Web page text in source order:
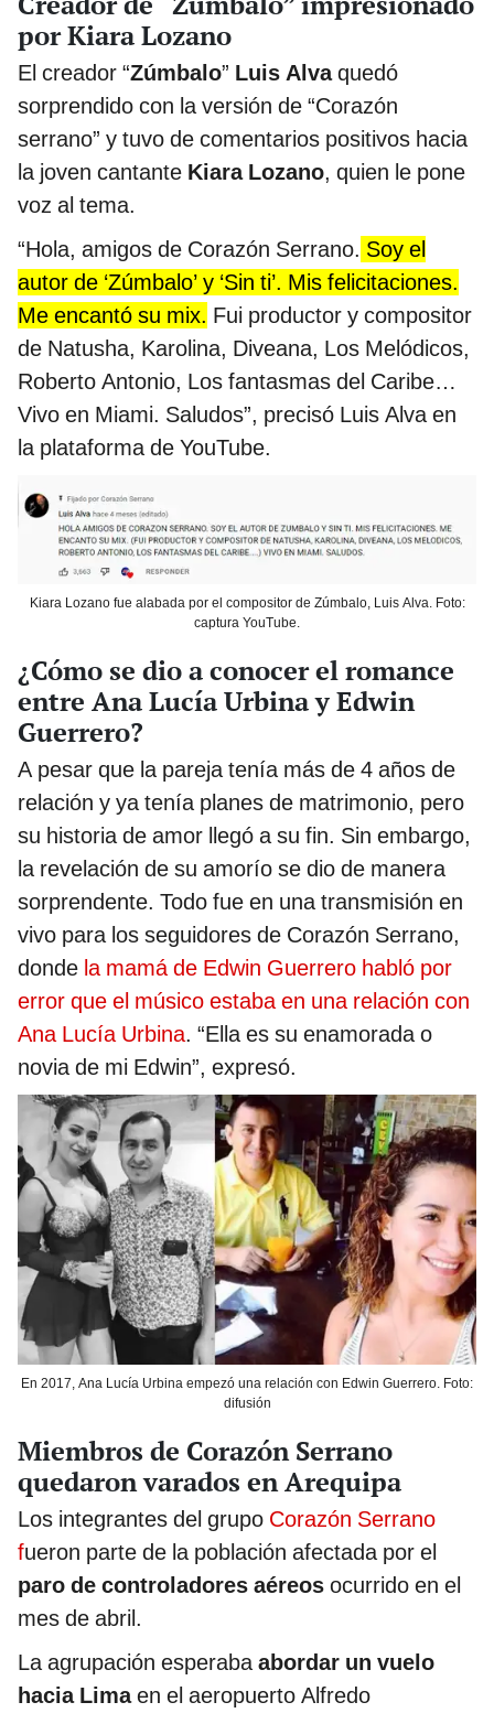
por Kiara Lozano
El creador “Zúmbalo” Luis Alvaquedó
sorprendido con la versión de “Corazón
serrano” y tuvo de comentarios positivos hacia
la joven cantante Kiara Lozano, quien le pone
voz al tema.
“Hola, amigos de Corazón Serrano. Soy el
autor de ‘Zúmbalo’ y ‘Sin ti’. Mis felicitaciones.
Me encantó su mix. Fui productor y compositor
de Natusha, Karolina, Diveana, Los Melódicos,
Roberto Antonio, Los fantasmas del Caribe…
Vivo en Miami. Saludos”, precisó Luis Alva en
la plataforma de YouTube.
Kiara Lozano fue alabada por el compositor de Zúmbalo, Luis Alva. Foto:
captura YouTube.
¿Cómo se dio a conocer el romance
entre Ana Lucía Urbina y Edwin
Guerrero?
A pesar que la pareja tenía más de 4 años de
relación y ya tenía planes de matrimonio, pero
su historia de amor llegó a su fin. Sin embargo,
la revelación de su amorío se dio de manera
sorprendente. Todo fue en una transmisión en
vivo para los seguidores de Corazón Serrano,
donde la mamá de Edwin Guerrero habló por
error que el músico estaba en una relación con
Ana Lucía Urbina. “Ella es su enamorada o
novia de mi Edwin”, expresó.
En 2017, Ana Lucía Urbina empezó una relación con Edwin Guerrero. Foto:
difusión
Miembros de Corazón Serrano
quedaron varados en Arequipa
Los integrantes del grupo Corazón Serrano
fueron parte de la población afectada por el
paro de controladores aéreos ocurrido en el
mes de abril.
La agrupación esperabaabordar un vuelo
hacia Limaen el aeropuerto Alfredo